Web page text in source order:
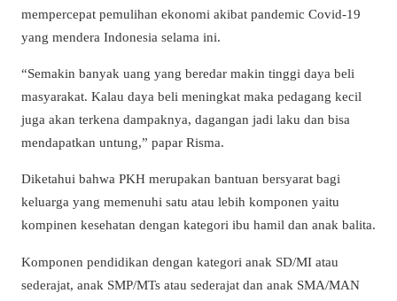
mempercepat pemulihan ekonomi akibat pandemic Covid-19
yang mendera Indonesia selama ini.
“Semakin banyak uang yang beredar makin tinggi daya beli
masyarakat. Kalau daya beli meningkat maka pedagang kecil
juga akan terkena dampaknya, dagangan jadi laku dan bisa
mendapatkan untung,” papar Risma.
Diketahui bahwa PKH merupakan bantuan bersyarat bagi
keluarga yang memenuhi satu atau lebih komponen yaitu
kompinen kesehatan dengan kategori ibu hamil dan anak balita.
Komponen pendidikan dengan kategori anak SD/MI atau
sederajat, anak SMP/MTs atau sederajat dan anak SMA/MAN